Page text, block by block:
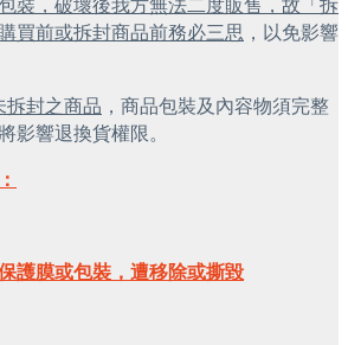
裝，破壞後我方無法二度販售，故「拆
買前或拆封商品前務必三思 ，以免影響
拆封之商品 ，商品包裝及內容物須完整
影響退換貨權限。
護膜或包裝，遭移除或撕毀